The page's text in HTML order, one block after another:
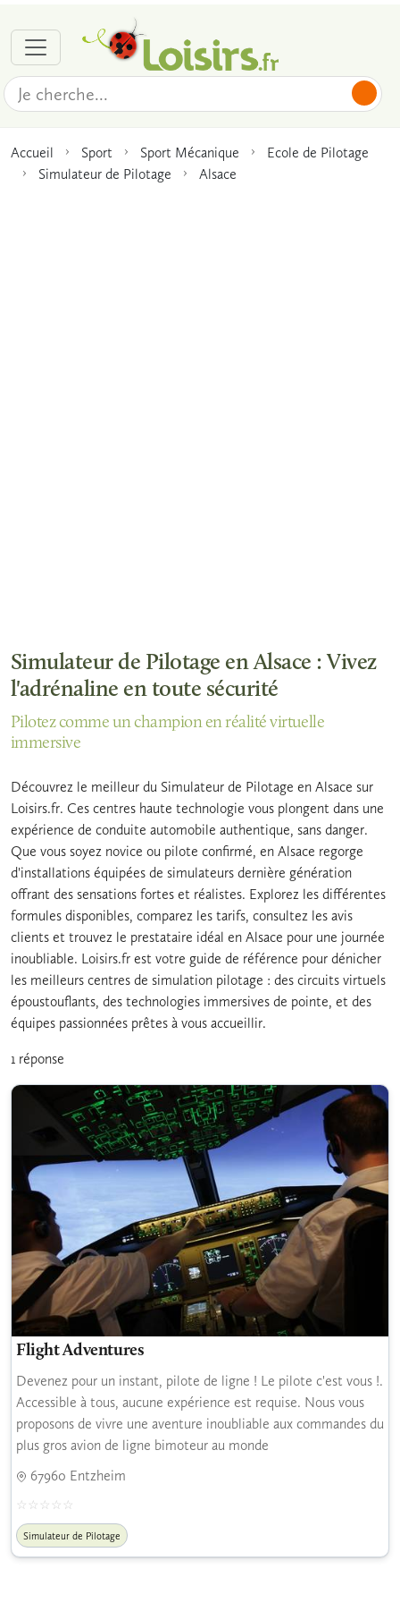
Accueil Sport Sport Mécanique
Ecole de Pilotage
Simulateur de Pilotage
Alsace
Simulateur de Pilotage en Alsace : Vivez
l'adrénaline en toute sécurité
Pilotez comme un champion en réalité virtuelle
immersive
Découvrez le meilleur du Simulateur de Pilotage en Alsace sur
Loisirs.fr. Ces centres haute technologie vous plongent dans une
expérience de conduite automobile authentique, sans danger.
Que vous soyez novice ou pilote confirmé, en Alsace regorge
d'installations équipées de simulateurs dernière génération
offrant des sensations fortes et réalistes. Explorez les différentes
formules disponibles, comparez les tarifs, consultez les avis
clients et trouvez le prestataire idéal en Alsace pour une journée
inoubliable. Loisirs.fr est votre guide de référence pour dénicher
les meilleurs centres de simulation pilotage : des circuits virtuels
époustouflants, des technologies immersives de pointe, et des
équipes passionnées prêtes à vous accueillir.
1 réponse
Flight Adventures
Devenez pour un instant, pilote de ligne ! Le pilote c'est vous !.
Accessible à tous, aucune expérience est requise. Nous vous
proposons de vivre une aventure inoubliable aux commandes du
plus gros avion de ligne bimoteur au monde
67960 Entzheim
Simulateur de Pilotage